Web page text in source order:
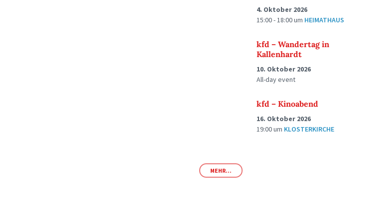
4. Oktober 2026
15:00 - 18:00um HEIMATHAUS
kfd – Wandertag in
Kallenhardt
10. Oktober 2026
All-day event
kfd – Kinoabend
16. Oktober 2026
19:00um KLOSTERKIRCHE
MEHR...